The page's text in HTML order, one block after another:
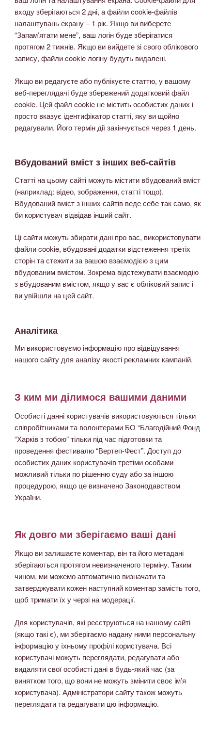
входу зберігаються 2 дні, а файли cookie-файлів
налаштувань екрану – 1 рік. Якщо ви виберете
“Запам’ятати мене”, ваш логін буде зберігатися
протягом 2 тижнів. Якщо ви вийдете зі свого облікового
запису, файли cookie логіну будуть видалені.
Якщо ви редагуєте або публікуєте статтю, у вашому
веб-переглядачі буде збережений додатковий файл
cookie. Цей файл cookie не містить особистих даних і
просто вказує ідентифікатор статті, яку ви щойно
редагували. Його термін дії закінчується через 1 день.
Вбудований вміст з інших веб-сайтів
Статті на цьому сайті можуть містити вбудований вміст
(наприклад: відео, зображення, статті тощо).
Вбудований вміст з інших сайтів веде себе так само, як
би користувач відвідав інший сайт.
Ці сайти можуть збирати дані про вас, використовувати
файли cookie, вбудовані додатки відстеження третіх
сторін та стежити за вашою взаємодією з цим
вбудованим вмістом. Зокрема відстежувати взаємодію
з вбудованим вмістом, якщо у вас є обліковий запис і
ви увійшли на цей сайт.
Аналітика
Ми використовуємо інформацію про відвідування
нашого сайту для аналізу якості рекламних кампаній.
З ким ми ділимося вашими даними
Особисті данні користувачів використовуються тільки
співробітниками та волонтерами БО “Благодійний Фонд
“Харків з тобою” тільки під час підготовки та
проведення фестивалю “Вертеп-Фест”. Доступ до
особистих даних користувачів третіми особами
можливий тільки по рішенню суду або за іншою
процедурою, якщо це визначено Законодавством
України.
Як довго ми зберігаємо ваші дані
Якщо ви залишаєте коментар, він та його метадані
зберігаються протягом невизначеного терміну. Таким
чином, ми можемо автоматично визначати та
затверджувати кожен наступний коментар замість того,
щоб тримати їх у черзі на модерації.
Для користувачів, які реєструються на нашому сайті
(якщо такі є), ми зберігаємо надану ними персональну
інформацію у їхньому профілі користувача. Всі
користувачі можуть переглядати, редагувати або
видаляти свої особисті дані в будь-який час (за
винятком того, що вони не можуть змінити своє ім’я
користувача). Адміністратори сайту також можуть
переглядати та редагувати цю інформацію.